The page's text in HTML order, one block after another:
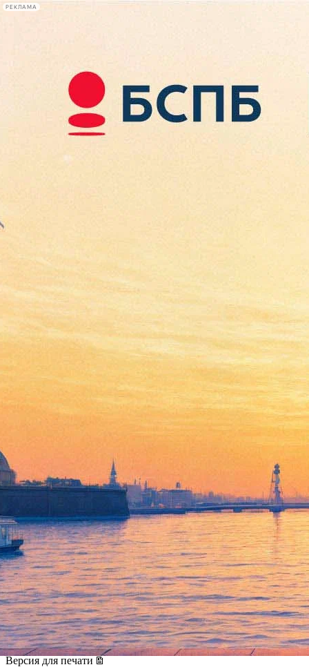
РЕКЛАМА
Сегодня:
2026.08.10
11:03
Афиша Plus
«Открытая карта» на
каникулах проведёт по пабам
и покажет «анти-Невский»
03 января 2017, вторник-08 января 2017, воскресенье
Версия для печати